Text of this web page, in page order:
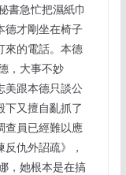
書急忙把濕紙巾
德才剛坐在椅子
來的電話。本德
，大事不妙
美跟本德只談公
下又擅自亂抓了
查員已經難以應
仇外詔疏》，
，她根本是在搞